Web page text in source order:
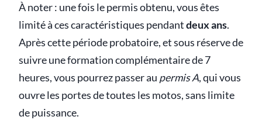
À noter : une fois le permis obtenu, vous êtes
limité à ces caractéristiques pendantdeux ans.
Après cette période probatoire, et sous réserve de
suivre une formation complémentaire de 7
heures, vous pourrez passer au permis A, qui vous
ouvre les portes de toutes les motos, sans limite
de puissance.